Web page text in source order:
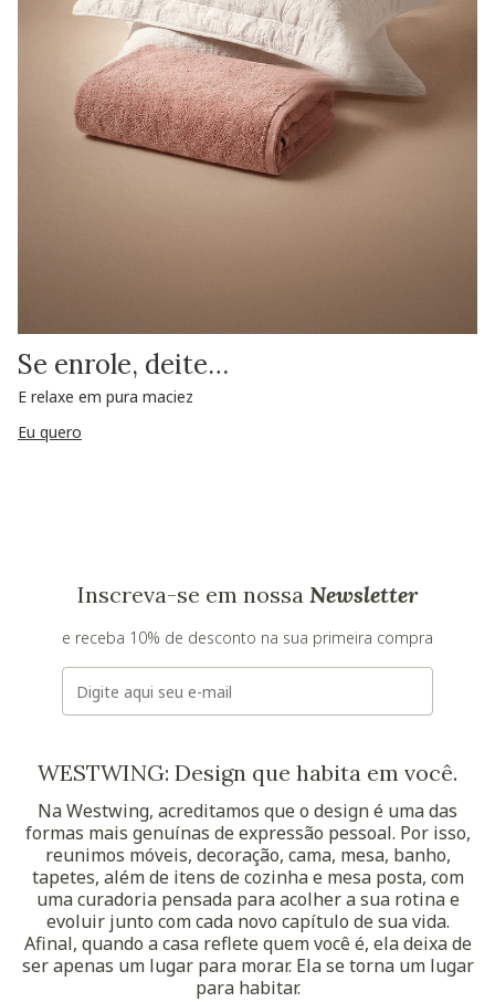
Se enrole, deite…
E relaxe em pura maciez
Eu quero
Inscreva-se em nossa Newsletter
e receba 10% de desconto na sua primeira compra
E-mail
WESTWING: Design que habita em você.
Na Westwing, acreditamos que o design é uma das
formas mais genuínas de expressão pessoal. Por isso,
reunimos móveis, decoração, cama, mesa, banho,
tapetes, além de itens de cozinha e mesa posta, com
uma curadoria pensada para acolher a sua rotina e
evoluir junto com cada novo capítulo de sua vida.
Afinal, quando a casa reflete quem você é, ela deixa de
ser apenas um lugar para morar. Ela se torna um lugar
para habitar.